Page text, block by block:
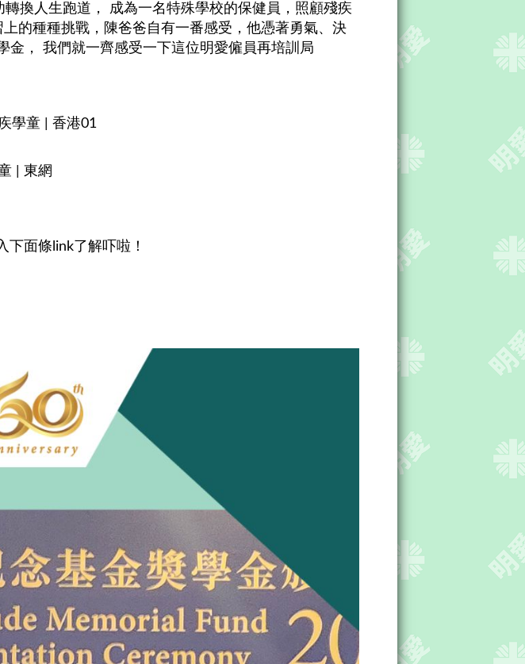
換人生跑道， 成為一名特殊學校的保健員，照顧殘疾
的種種挑戰，陳爸爸自有一番感受，他憑著勇氣、決
金， 我們就一齊感受一下這位明愛僱員再培訓局
學童 | 香港01
| 東網
下面條link了解吓啦！